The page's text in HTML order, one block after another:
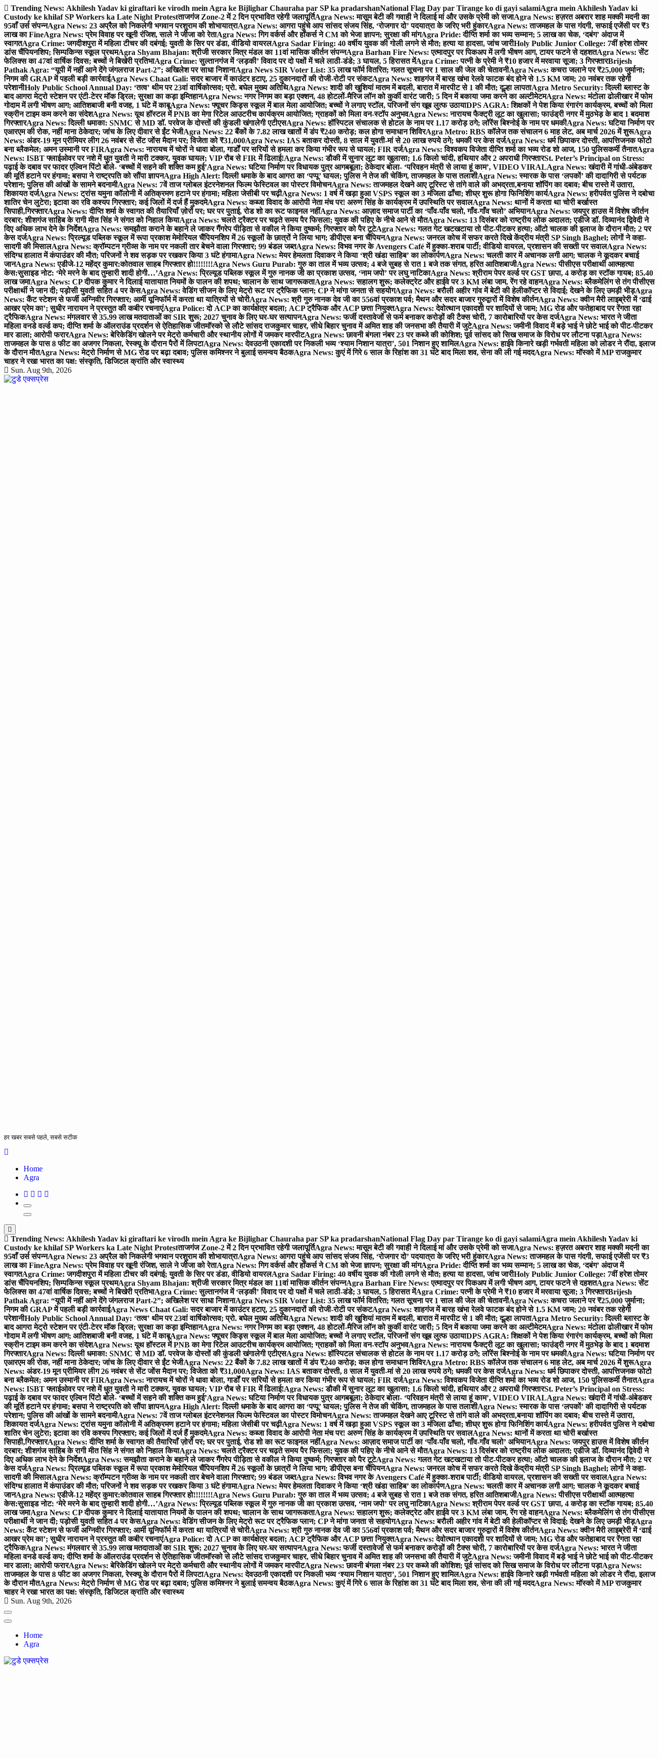
Skip
to
content
Trending News: Akhilesh Yadav ki giraftari ke virodh mein Agra ke Bijlighar Chauraha par SP ka pradarshanNational Flag Day par Tirange ko di gayi salamiAgra mein Akhilesh Yadav ki
Custody ke khilaf SP Workers ka Late Night Protestताजगंज Zone-2 में 2 दिन प्रभावित रहेगी जलापूर्तिAgra News: मासूम बेटी की गवाही ने दिलाई मां और उसके प्रेमी को सजाAgra News: हज़रत अबरार शाह मक्की मदनी का
95वाँ उर्स संपन्नAgra News: 23 अप्रैल को निकलेगी भगवान परशुराम की शोभायात्राAgra News: आगरा पहुंचे आप सांसद संजय सिंह, ‘रोजगार दो’ पदयात्रा के जरिए भरी हुंकारAgra News: ताजमहल के पास गंदगी, सफाई एजेंसी पर ₹3
लाख का FineAgra News: प्रेम विवाह पर खूनी रंजिश, साले ने जीजा को रेताAgra News: गिग वर्कर्स और हॉकर्स ने CM को भेजा ज्ञापन; सुरक्षा की मांगAgra Pride: दीप्ति शर्मा का भव्य सम्मान; 5 लाख का चेक, ‘दबंग’ अंदाज में
स्वागतAgra Crime: जगदीशपुरा में महिला टीचर की दबंगई; युवती के सिर पर डंडा, वीडियो वायरलAgra Sadar Firing: 40 वर्षीय युवक की गोली लगने से मौत; हत्या या हादसा, जांच जारीHoly Public Junior College: 7वीं हरेश तोमर
डांस चैंपियनशिप; सिम्पकिन्स स्कूल प्रथमAgra Shyam Bhajan: श्रीजी सरकार मित्र मंडल का 11वां मासिक कीर्तन संपन्नAgra Barhan Fire News: एत्मादपुर पर पिकअप में लगी भीषण आग, टायर फटने से दहशतAgra News: सेंट
फेलिक्स का 47वां वार्षिक दिवस; बच्चों ने बिखेरी प्रतिभाAgra Crime: सुल्तानगंज में ‘लड़की’ विवाद पर दो पक्षों में चले लाठी-डंडे; 3 घायल, 5 हिरासत मेंAgra Crime: पत्नी के प्रेमी ने ₹10 हजार में मरवाया सूजा; 3 गिरफ्तारBrijesh
Pathak Agra: “यूपी में नहीं आने देंगे जंगलराज Part-2”; अखिलेश पर साधा निशानाAgra News SIR Voter List: 35 लाख फॉर्म वितरित; गलत सूचना पर 1 साल की जेल की चेतावनीAgra News: कचरा जलाने पर ₹25,000 जुर्माना;
निगम की GRAP में पहली बड़ी कार्रवाईAgra News Chaat Gali: सदर बाजार में काउंटर हटाए, 25 दुकानदारों की रोजी-रोटी पर संकटAgra News: शाहगंज में बारह खंभा रेलवे फाटक बंद होने से 1.5 KM जाम; 20 नवंबर तक रहेगी
परेशानीHoly Public School Annual Day: ‘तत्व’ थीम पर 23वां वार्षिकोत्सव; प्रो. बघेल मुख्य अतिथिAgra News: शादी की खुशियां मातम में बदली, बारात में मारपीट से 1 की मौत; दूल्हा लापताAgra Metro Security: दिल्ली ब्लास्ट के
बाद आगरा मेट्रो स्टेशन पर एंटी-टेरर मॉक ड्रिल; सुरक्षा का कड़ा इम्तिहानAgra News: नगर निगम का बड़ा एक्शन, 48 होटलों-मैरिज लॉन को कुर्की वारंट जारी; 5 दिन में बकाया जमा करने का अल्टीमेटमAgra News: मंटोला ढोलीखार में फोम
गोदाम में लगी भीषण आग; आतिशबाजी बनी वजह, 1 घंटे में काबूAgra News: फ्यूचर किड्स स्कूल में बाल मेला आयोजित; बच्चों ने लगाए स्टॉल, परिजनों संग खूब लुत्फ उठायाDPS AGRA: शिक्षकों ने पेश किया रंगारंग कार्यक्रम, बच्चों को मिला
स्क्रीन टाइम कम करने का संदेशAgra News: यूथ हॉस्टल में PNB का मेगा रिटेल आउटरीच कार्यक्रम आयोजित; ग्राहकों को मिला वन-स्टॉप अनुभवAgra News: नारायच फैक्ट्री लूट का खुलासा; फाउंड्री नगर में मुठभेड़ के बाद 1 बदमाश
गिरफ्तारAgra News: दिल्ली धमाका: SNMC से MD डॉ. परवेज के दोस्तों की कुंडली खंगालेगी एटीएसAgra News: हॉस्पिटल संचालक से होटल के नाम पर 1.17 करोड़ ठगे; लॉरेंस बिश्नोई के नाम पर धमकीAgra News: घटिया निर्माण पर
एआरएम की रोक, नहीं माना ठेकेदार; जांच के लिए दीवार से ईंट भेजीAgra News: 22 बैंकों के 7.82 लाख खातों में डंप ₹240 करोड़; कल होगा समाधान शिविरAgra Metro: RBS कॉलेज तक संचालन 6 माह लेट, अब मार्च 2026 में शुरूAgra
News: अंडर-19 मून प्रीमियर लीग 26 नवंबर से सेंट जोंस मैदान पर; विजेता को ₹31,000Agra News: IAS बताकर दोस्ती, 8 साल में युवती-मां से 20 लाख रुपये ठगे; धमकी पर केस दर्जAgra News: धर्म छिपाकर दोस्ती, आपत्तिजनक फोटो
बना ब्लैकमेल; अमन उस्मानी पर FIRAgra News: नारायच में चोरों ने धावा बोला, गार्डों पर सरियों से हमला कर किया गंभीर रूप से घायल; FIR दर्जAgra News: विश्वकप विजेता दीप्ति शर्मा का भव्य रोड शो आज, 150 पुलिसकर्मी तैनातAgra
News: ISBT फ्लाईओवर पर नशे में धुत युवती ने मारी टक्कर, युवक घायल; VIP रौब से FIR में ढिलाई!Agra News: डौकी में सुनार लूट का खुलासा; 1.6 किलो चांदी, हथियार और 2 अपराधी गिरफ्तारSt. Peter’s Principal on Stress:
पढ़ाई के दबाव पर फादर एल्विन पिंटो बोले- ‘बच्चों में सहने की शक्ति कम हुई’Agra News: घटिया निर्माण पर विधायक पुत्र आगबबूला; ठेकेदार बोला- ‘परिवहन मंत्री से लाया हूं काम’, VIDEO VIRALAgra News: खंदारी में गांधी-अंबेडकर
की मूर्ति हटाने पर हंगामा; बसपा ने राष्ट्रपति को सौंपा ज्ञापनAgra High Alert: दिल्ली धमाके के बाद आगरा का ‘पप्पू’ घायल; पुलिस ने तेज की चेकिंग, ताजमहल के पास तलाशीAgra News: स्मारक के पास ‘लपकों’ की दादागिरी से पर्यटक
परेशान; पुलिस की आंखों के सामने बदनामीAgra News: 7वें ताज ग्लोबल इंटरनेशनल फिल्म फेस्टिवल का पोस्टर विमोचनAgra News: ताजमहल देखने आए टूरिस्ट से तांगे वाले की अभद्रता,बनाया शॉपिंग का दबाव; बीच रास्ते में उतारा,
शिकायत दर्जAgra News: ट्रांस यमुना कॉलोनी में अतिक्रमण हटाने पर हंगामा; महिला जेसीबी पर चढ़ीAgra News: 1 वर्ष में खड़ा हुआ VSPS स्कूल का 3 मंजिला ढाँचा; शीघ्र शुरू होगा फिनिशिंग कार्यAgra News: हरीपर्वत पुलिस ने दबोचा
शातिर चेन लुटेरा; इटावा का रवि कश्यप गिरफ्तार; कई जिलों में दर्ज हैं मुकदमेAgra News: कब्जा विवाद के आरोपी नेता मंच पर! अरुण सिंह के कार्यक्रम में उपस्थिति पर सवालAgra News: थानों में करता था चोरी बर्खास्त
सिपाही,गिरफ्तारAgra News: दीप्ति शर्मा के स्वागत की तैयारियाँ ज़ोरों पर; घर पर पुताई, रोड शो का रूट फाइनल नहींAgra News: आज़ाद समाज पार्टी का ‘पाँव-पाँव चलो, गाँव-गाँव चलो’ अभियानAgra News: जयपुर हाउस में विशेष कीर्तन
दरबार; शीशगंज साहिब के रागी मीत सिंह ने संगत को निहाल कियाAgra News: चलते ट्रैक्टर पर चढ़ते समय पैर फिसला; युवक की पहिए के नीचे आने से मौतAgra News: 13 दिसंबर को राष्ट्रीय लोक अदालत; एडीजे डॉ. दिव्यानंद द्विवेदी ने
दिए अधिक लाभ देने के निर्देशAgra News: समझौता कराने के बहाने ले जाकर गैंगरेप पीड़िता से वकील ने किया दुष्कर्म; गिरफ्तार को पैर टूटेAgra News: गलत गेट खटखटाया तो पीट-पीटकर हत्या; ऑटो चालक की इलाज के दौरान मौत; 2 पर
केस दर्जAgra News: प्रिल्यूड पब्लिक स्कूल में रूपा प्रकाश मेमोरियल चैंपियनशिप में 26 स्कूलों के छात्रों ने लिया भाग; डीपीएस बना चैंपियनAgra News: जनरल कोच में सफर करते दिखे केंद्रीय मंत्री SP Singh Baghel; लोगों ने कहा-
सादगी की मिसालAgra News: क्रॉम्पटन ग्रीव्स के नाम पर नकली तार बेचने वाला गिरफ्तार; 99 बंडल जब्तAgra News: विभव नगर के Avengers Café में हुक्का-शराब पार्टी; वीडियो वायरल, प्रशासन की सख्ती पर सवालAgra News:
संदिग्ध हालात में कंपाउंडर की मौत; परिजनों ने शव सड़क पर रखकर किया 3 घंटे हंगामाAgra News: मेयर हेमलता दिवाकर ने किया ‘श्री खंडा साहिब’ का लोकार्पणAgra News: चलती कार में अचानक लगी आग; चालक ने कूदकर बचाई
जानAgra News: एडीजे-12 महेंद्र कुमार:कोतवाल साहब गिरफ्तार हो!!!!!!!!Agra News Guru Purab: गुरु का ताल में भव्य उत्सव; 4 बजे सुबह से रात 1 बजे तक संगत, हरित आतिशबाजीAgra News: पीसीएस परीक्षार्थी आत्महत्या
केस:सुसाइड नोट: ‘मेरे मरने के बाद तुम्हारी शादी होगी…’Agra News: प्रिल्यूड पब्लिक स्कूल में गुरु नानक जी का प्रकाश उत्सव, ‘नाम जपो’ पर लघु नाटिकाAgra News: श्रीराम पेपर वर्ल्ड पर GST छापा, 4 करोड़ का स्टॉक गायब; 85.40
लाख जमाAgra News: CP दीपक कुमार ने दिलाई यातायात नियमों के पालन की शपथ; चालान के साथ जागरूकताAgra News: सहालग शुरू; कलेक्ट्रेट और हाईवे पर 3 KM लंबा जाम, रेंग रहे वाहनAgra News: ब्लैकमेलिंग से तंग पीसीएस
परीक्षार्थी ने जान दी; पड़ोसी युवती सहित 4 पर केसAgra News: वेडिंग सीजन के लिए मेट्रो रूट पर ट्रैफिक प्लान; CP ने मांगा जनता से सहयोगAgra News: बरौली अहीर गांव में बेटी की हेलीकॉप्टर से विदाई; देखने के लिए उमड़ी भीड़Agra
News: कैंट स्टेशन से फर्जी अग्निवीर गिरफ्तार; आर्मी यूनिफॉर्म में करता था यात्रियों से चोरीAgra News: श्री गुरु नानक देव जी का 556वां प्रकाश पर्व; मैथन और सदर बाजार गुरुद्वारों में विशेष कीर्तनAgra News: क्वीन मैरी लाइब्रेरी में ‘ढाई
आखर प्रेम का’; सुधीर नारायन ने प्रस्तुत की कबीर रचनाएंAgra Police: दो ACP का कार्यक्षेत्र बदला; ACP ट्रैफिक और ACP छत्ता नियुक्तAgra News: देवोत्थान एकादशी पर शादियों से जाम; MG रोड और फतेहाबाद पर रेंगता रहा
ट्रैफिकAgra News: मंगलवार से 35.99 लाख मतदाताओं का SIR शुरू; 2027 चुनाव के लिए घर-घर सत्यापनAgra News: फर्जी दस्तावेजों से फर्म बनाकर करोड़ों की टैक्स चोरी, 7 कारोबारियों पर केस दर्जAgra News: भारत ने जीता
महिला वनडे वर्ल्ड कप; दीप्ति शर्मा के ऑलराउंड प्रदर्शन से ऐतिहासिक जीतमॉस्को से लौटे सांसद राजकुमार चाहर, सीधे बिहार चुनाव में अमित शाह की जनसभा की तैयारी में जुटेAgra News: जमीनी विवाद में बड़े भाई ने छोटे भाई को पीट-पीटकर
मार डाला; आरोपी फरारAgra News: बेरिकेडिंग खोलने पर मेट्रो कर्मचारी और स्थानीय लोगों में जमकर मारपीटAgra News: छावनी बंगला नंबर 23 पर कब्जे की कोशिश; पूर्व सांसद को सिख समाज के विरोध पर लौटना पड़ाAgra News:
ताजमहल के पास 8 फीट का अजगर निकला, रेस्क्यू के दौरान पैरों में लिपटाAgra News: देवउठनी एकादशी पर निकली भव्य ‘श्याम निशान यात्रा’, 501 निशान हुए शामिलAgra News: हाईवे किनारे खड़ी गर्भवती महिला को लोडर ने रौंदा, इलाज
के दौरान मौतAgra News: मेट्रो निर्माण से MG रोड पर बढ़ा दबाव; पुलिस कमिश्नर ने बुलाई समन्वय बैठकAgra News: कुएं में गिरे 6 साल के रिहांश का 31 घंटे बाद मिला शव, सेना की ली गई मददAgra News: मॉस्को में MP राजकुमार
चाहर ने रखा भारत का पक्ष: संस्कृति, डिजिटल क्रांति और स्वास्थ्य
Sun. Aug 9th, 2026
हर खबर सबसे पहले, सबसे सटीक
Home
Agra
Trending News: Akhilesh Yadav ki giraftari ke virodh mein Agra ke Bijlighar Chauraha par SP ka pradarshanNational Flag Day par Tirange ko di gayi salamiAgra mein Akhilesh Yadav ki
Custody ke khilaf SP Workers ka Late Night Protestताजगंज Zone-2 में 2 दिन प्रभावित रहेगी जलापूर्तिAgra News: मासूम बेटी की गवाही ने दिलाई मां और उसके प्रेमी को सजाAgra News: हज़रत अबरार शाह मक्की मदनी का
95वाँ उर्स संपन्नAgra News: 23 अप्रैल को निकलेगी भगवान परशुराम की शोभायात्राAgra News: आगरा पहुंचे आप सांसद संजय सिंह, ‘रोजगार दो’ पदयात्रा के जरिए भरी हुंकारAgra News: ताजमहल के पास गंदगी, सफाई एजेंसी पर ₹3
लाख का FineAgra News: प्रेम विवाह पर खूनी रंजिश, साले ने जीजा को रेताAgra News: गिग वर्कर्स और हॉकर्स ने CM को भेजा ज्ञापन; सुरक्षा की मांगAgra Pride: दीप्ति शर्मा का भव्य सम्मान; 5 लाख का चेक, ‘दबंग’ अंदाज में
स्वागतAgra Crime: जगदीशपुरा में महिला टीचर की दबंगई; युवती के सिर पर डंडा, वीडियो वायरलAgra Sadar Firing: 40 वर्षीय युवक की गोली लगने से मौत; हत्या या हादसा, जांच जारीHoly Public Junior College: 7वीं हरेश तोमर
डांस चैंपियनशिप; सिम्पकिन्स स्कूल प्रथमAgra Shyam Bhajan: श्रीजी सरकार मित्र मंडल का 11वां मासिक कीर्तन संपन्नAgra Barhan Fire News: एत्मादपुर पर पिकअप में लगी भीषण आग, टायर फटने से दहशतAgra News: सेंट
फेलिक्स का 47वां वार्षिक दिवस; बच्चों ने बिखेरी प्रतिभाAgra Crime: सुल्तानगंज में ‘लड़की’ विवाद पर दो पक्षों में चले लाठी-डंडे; 3 घायल, 5 हिरासत मेंAgra Crime: पत्नी के प्रेमी ने ₹10 हजार में मरवाया सूजा; 3 गिरफ्तारBrijesh
Pathak Agra: “यूपी में नहीं आने देंगे जंगलराज Part-2”; अखिलेश पर साधा निशानाAgra News SIR Voter List: 35 लाख फॉर्म वितरित; गलत सूचना पर 1 साल की जेल की चेतावनीAgra News: कचरा जलाने पर ₹25,000 जुर्माना;
निगम की GRAP में पहली बड़ी कार्रवाईAgra News Chaat Gali: सदर बाजार में काउंटर हटाए, 25 दुकानदारों की रोजी-रोटी पर संकटAgra News: शाहगंज में बारह खंभा रेलवे फाटक बंद होने से 1.5 KM जाम; 20 नवंबर तक रहेगी
परेशानीHoly Public School Annual Day: ‘तत्व’ थीम पर 23वां वार्षिकोत्सव; प्रो. बघेल मुख्य अतिथिAgra News: शादी की खुशियां मातम में बदली, बारात में मारपीट से 1 की मौत; दूल्हा लापताAgra Metro Security: दिल्ली ब्लास्ट के
बाद आगरा मेट्रो स्टेशन पर एंटी-टेरर मॉक ड्रिल; सुरक्षा का कड़ा इम्तिहानAgra News: नगर निगम का बड़ा एक्शन, 48 होटलों-मैरिज लॉन को कुर्की वारंट जारी; 5 दिन में बकाया जमा करने का अल्टीमेटमAgra News: मंटोला ढोलीखार में फोम
गोदाम में लगी भीषण आग; आतिशबाजी बनी वजह, 1 घंटे में काबूAgra News: फ्यूचर किड्स स्कूल में बाल मेला आयोजित; बच्चों ने लगाए स्टॉल, परिजनों संग खूब लुत्फ उठायाDPS AGRA: शिक्षकों ने पेश किया रंगारंग कार्यक्रम, बच्चों को मिला
स्क्रीन टाइम कम करने का संदेशAgra News: यूथ हॉस्टल में PNB का मेगा रिटेल आउटरीच कार्यक्रम आयोजित; ग्राहकों को मिला वन-स्टॉप अनुभवAgra News: नारायच फैक्ट्री लूट का खुलासा; फाउंड्री नगर में मुठभेड़ के बाद 1 बदमाश
गिरफ्तारAgra News: दिल्ली धमाका: SNMC से MD डॉ. परवेज के दोस्तों की कुंडली खंगालेगी एटीएसAgra News: हॉस्पिटल संचालक से होटल के नाम पर 1.17 करोड़ ठगे; लॉरेंस बिश्नोई के नाम पर धमकीAgra News: घटिया निर्माण पर
एआरएम की रोक, नहीं माना ठेकेदार; जांच के लिए दीवार से ईंट भेजीAgra News: 22 बैंकों के 7.82 लाख खातों में डंप ₹240 करोड़; कल होगा समाधान शिविरAgra Metro: RBS कॉलेज तक संचालन 6 माह लेट, अब मार्च 2026 में शुरूAgra
News: अंडर-19 मून प्रीमियर लीग 26 नवंबर से सेंट जोंस मैदान पर; विजेता को ₹31,000Agra News: IAS बताकर दोस्ती, 8 साल में युवती-मां से 20 लाख रुपये ठगे; धमकी पर केस दर्जAgra News: धर्म छिपाकर दोस्ती, आपत्तिजनक फोटो
बना ब्लैकमेल; अमन उस्मानी पर FIRAgra News: नारायच में चोरों ने धावा बोला, गार्डों पर सरियों से हमला कर किया गंभीर रूप से घायल; FIR दर्जAgra News: विश्वकप विजेता दीप्ति शर्मा का भव्य रोड शो आज, 150 पुलिसकर्मी तैनातAgra
News: ISBT फ्लाईओवर पर नशे में धुत युवती ने मारी टक्कर, युवक घायल; VIP रौब से FIR में ढिलाई!Agra News: डौकी में सुनार लूट का खुलासा; 1.6 किलो चांदी, हथियार और 2 अपराधी गिरफ्तारSt. Peter’s Principal on Stress:
पढ़ाई के दबाव पर फादर एल्विन पिंटो बोले- ‘बच्चों में सहने की शक्ति कम हुई’Agra News: घटिया निर्माण पर विधायक पुत्र आगबबूला; ठेकेदार बोला- ‘परिवहन मंत्री से लाया हूं काम’, VIDEO VIRALAgra News: खंदारी में गांधी-अंबेडकर
की मूर्ति हटाने पर हंगामा; बसपा ने राष्ट्रपति को सौंपा ज्ञापनAgra High Alert: दिल्ली धमाके के बाद आगरा का ‘पप्पू’ घायल; पुलिस ने तेज की चेकिंग, ताजमहल के पास तलाशीAgra News: स्मारक के पास ‘लपकों’ की दादागिरी से पर्यटक
परेशान; पुलिस की आंखों के सामने बदनामीAgra News: 7वें ताज ग्लोबल इंटरनेशनल फिल्म फेस्टिवल का पोस्टर विमोचनAgra News: ताजमहल देखने आए टूरिस्ट से तांगे वाले की अभद्रता,बनाया शॉपिंग का दबाव; बीच रास्ते में उतारा,
शिकायत दर्जAgra News: ट्रांस यमुना कॉलोनी में अतिक्रमण हटाने पर हंगामा; महिला जेसीबी पर चढ़ीAgra News: 1 वर्ष में खड़ा हुआ VSPS स्कूल का 3 मंजिला ढाँचा; शीघ्र शुरू होगा फिनिशिंग कार्यAgra News: हरीपर्वत पुलिस ने दबोचा
शातिर चेन लुटेरा; इटावा का रवि कश्यप गिरफ्तार; कई जिलों में दर्ज हैं मुकदमेAgra News: कब्जा विवाद के आरोपी नेता मंच पर! अरुण सिंह के कार्यक्रम में उपस्थिति पर सवालAgra News: थानों में करता था चोरी बर्खास्त
सिपाही,गिरफ्तारAgra News: दीप्ति शर्मा के स्वागत की तैयारियाँ ज़ोरों पर; घर पर पुताई, रोड शो का रूट फाइनल नहींAgra News: आज़ाद समाज पार्टी का ‘पाँव-पाँव चलो, गाँव-गाँव चलो’ अभियानAgra News: जयपुर हाउस में विशेष कीर्तन
दरबार; शीशगंज साहिब के रागी मीत सिंह ने संगत को निहाल कियाAgra News: चलते ट्रैक्टर पर चढ़ते समय पैर फिसला; युवक की पहिए के नीचे आने से मौतAgra News: 13 दिसंबर को राष्ट्रीय लोक अदालत; एडीजे डॉ. दिव्यानंद द्विवेदी ने
दिए अधिक लाभ देने के निर्देशAgra News: समझौता कराने के बहाने ले जाकर गैंगरेप पीड़िता से वकील ने किया दुष्कर्म; गिरफ्तार को पैर टूटेAgra News: गलत गेट खटखटाया तो पीट-पीटकर हत्या; ऑटो चालक की इलाज के दौरान मौत; 2 पर
केस दर्जAgra News: प्रिल्यूड पब्लिक स्कूल में रूपा प्रकाश मेमोरियल चैंपियनशिप में 26 स्कूलों के छात्रों ने लिया भाग; डीपीएस बना चैंपियनAgra News: जनरल कोच में सफर करते दिखे केंद्रीय मंत्री SP Singh Baghel; लोगों ने कहा-
सादगी की मिसालAgra News: क्रॉम्पटन ग्रीव्स के नाम पर नकली तार बेचने वाला गिरफ्तार; 99 बंडल जब्तAgra News: विभव नगर के Avengers Café में हुक्का-शराब पार्टी; वीडियो वायरल, प्रशासन की सख्ती पर सवालAgra News:
संदिग्ध हालात में कंपाउंडर की मौत; परिजनों ने शव सड़क पर रखकर किया 3 घंटे हंगामाAgra News: मेयर हेमलता दिवाकर ने किया ‘श्री खंडा साहिब’ का लोकार्पणAgra News: चलती कार में अचानक लगी आग; चालक ने कूदकर बचाई
जानAgra News: एडीजे-12 महेंद्र कुमार:कोतवाल साहब गिरफ्तार हो!!!!!!!!Agra News Guru Purab: गुरु का ताल में भव्य उत्सव; 4 बजे सुबह से रात 1 बजे तक संगत, हरित आतिशबाजीAgra News: पीसीएस परीक्षार्थी आत्महत्या
केस:सुसाइड नोट: ‘मेरे मरने के बाद तुम्हारी शादी होगी…’Agra News: प्रिल्यूड पब्लिक स्कूल में गुरु नानक जी का प्रकाश उत्सव, ‘नाम जपो’ पर लघु नाटिकाAgra News: श्रीराम पेपर वर्ल्ड पर GST छापा, 4 करोड़ का स्टॉक गायब; 85.40
लाख जमाAgra News: CP दीपक कुमार ने दिलाई यातायात नियमों के पालन की शपथ; चालान के साथ जागरूकताAgra News: सहालग शुरू; कलेक्ट्रेट और हाईवे पर 3 KM लंबा जाम, रेंग रहे वाहनAgra News: ब्लैकमेलिंग से तंग पीसीएस
परीक्षार्थी ने जान दी; पड़ोसी युवती सहित 4 पर केसAgra News: वेडिंग सीजन के लिए मेट्रो रूट पर ट्रैफिक प्लान; CP ने मांगा जनता से सहयोगAgra News: बरौली अहीर गांव में बेटी की हेलीकॉप्टर से विदाई; देखने के लिए उमड़ी भीड़Agra
News: कैंट स्टेशन से फर्जी अग्निवीर गिरफ्तार; आर्मी यूनिफॉर्म में करता था यात्रियों से चोरीAgra News: श्री गुरु नानक देव जी का 556वां प्रकाश पर्व; मैथन और सदर बाजार गुरुद्वारों में विशेष कीर्तनAgra News: क्वीन मैरी लाइब्रेरी में ‘ढाई
आखर प्रेम का’; सुधीर नारायन ने प्रस्तुत की कबीर रचनाएंAgra Police: दो ACP का कार्यक्षेत्र बदला; ACP ट्रैफिक और ACP छत्ता नियुक्तAgra News: देवोत्थान एकादशी पर शादियों से जाम; MG रोड और फतेहाबाद पर रेंगता रहा
ट्रैफिकAgra News: मंगलवार से 35.99 लाख मतदाताओं का SIR शुरू; 2027 चुनाव के लिए घर-घर सत्यापनAgra News: फर्जी दस्तावेजों से फर्म बनाकर करोड़ों की टैक्स चोरी, 7 कारोबारियों पर केस दर्जAgra News: भारत ने जीता
महिला वनडे वर्ल्ड कप; दीप्ति शर्मा के ऑलराउंड प्रदर्शन से ऐतिहासिक जीतमॉस्को से लौटे सांसद राजकुमार चाहर, सीधे बिहार चुनाव में अमित शाह की जनसभा की तैयारी में जुटेAgra News: जमीनी विवाद में बड़े भाई ने छोटे भाई को पीट-पीटकर
मार डाला; आरोपी फरारAgra News: बेरिकेडिंग खोलने पर मेट्रो कर्मचारी और स्थानीय लोगों में जमकर मारपीटAgra News: छावनी बंगला नंबर 23 पर कब्जे की कोशिश; पूर्व सांसद को सिख समाज के विरोध पर लौटना पड़ाAgra News:
ताजमहल के पास 8 फीट का अजगर निकला, रेस्क्यू के दौरान पैरों में लिपटाAgra News: देवउठनी एकादशी पर निकली भव्य ‘श्याम निशान यात्रा’, 501 निशान हुए शामिलAgra News: हाईवे किनारे खड़ी गर्भवती महिला को लोडर ने रौंदा, इलाज
के दौरान मौतAgra News: मेट्रो निर्माण से MG रोड पर बढ़ा दबाव; पुलिस कमिश्नर ने बुलाई समन्वय बैठकAgra News: कुएं में गिरे 6 साल के रिहांश का 31 घंटे बाद मिला शव, सेना की ली गई मददAgra News: मॉस्को में MP राजकुमार
चाहर ने रखा भारत का पक्ष: संस्कृति, डिजिटल क्रांति और स्वास्थ्य
Sun. Aug 9th, 2026
Home
Agra